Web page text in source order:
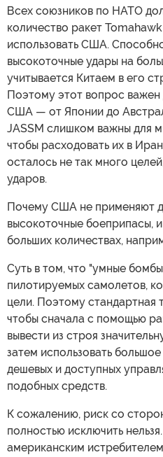
Всех союзников по НАТО
количество ракет
использовать США.
высокоточные удары на
учитывается Китаем в его
Поэтому этот вопрос важен
США — от Японии до
JASSM слишком важны для
чтобы расходовать их в
осталось не так много
ударов.
Почему США не применяют
высокоточные боеприпасы,
больших количествах,
Суть в том, что "умные
пилотируемых самолетов,
цели. Поэтому стандартная
чтобы сначала с помощью
вывести из строя
затем использовать
дешевых и доступных
подобных средств.
К сожалению, риск со
полностью исключить
американским